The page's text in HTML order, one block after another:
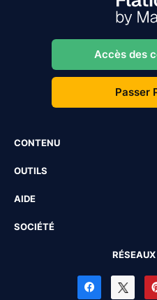
Accès des
Passer
CONTENU
OUTILS
AIDE
SOCIÉTÉ